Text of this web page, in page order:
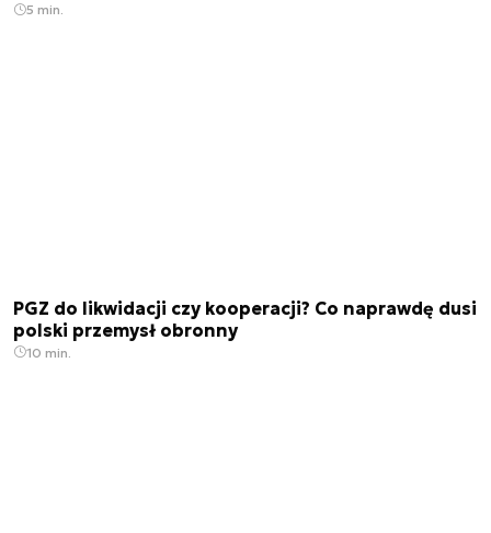
5 min.
PGZ do likwidacji czy kooperacji? Co naprawdę dusi
polski przemysł obronny
10 min.